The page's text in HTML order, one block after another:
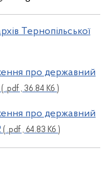
Тернопільської
про державний
( .pdf , 36.84 Кб )
про державний
( .pdf , 64.83 Кб )